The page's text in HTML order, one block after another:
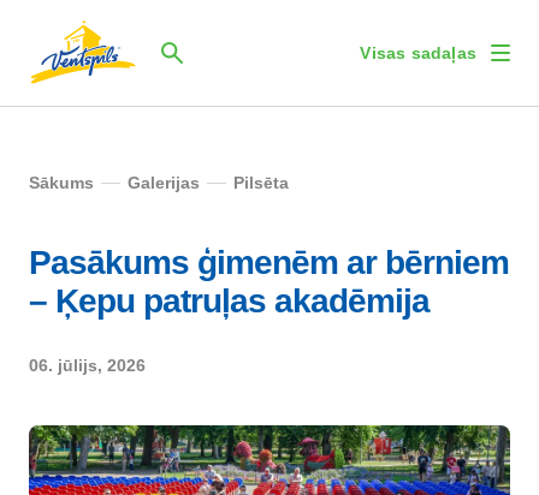
Visas sadaļas
Sākums Galerijas Pilsēta
Pasākums ģimenēm ar bērniem
– Ķepu patruļas akadēmija
06. jūlijs, 2026